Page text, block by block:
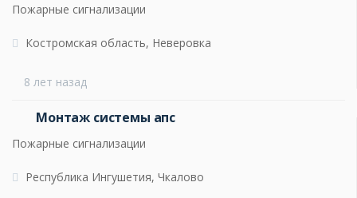
Пожарные сигнализации
8 лет назад
Костромская область, Неверовка
Монтаж системы апс
Пожарные сигнализации
Республика Ингушетия, Чкалово